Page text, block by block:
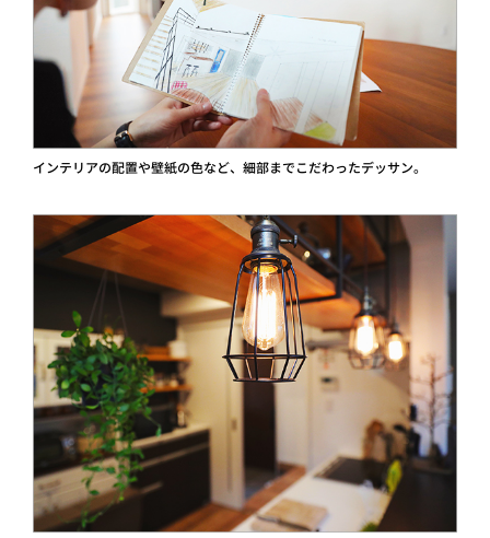
インテリアの配置や壁紙の色など、細部までこだわったデッサン。